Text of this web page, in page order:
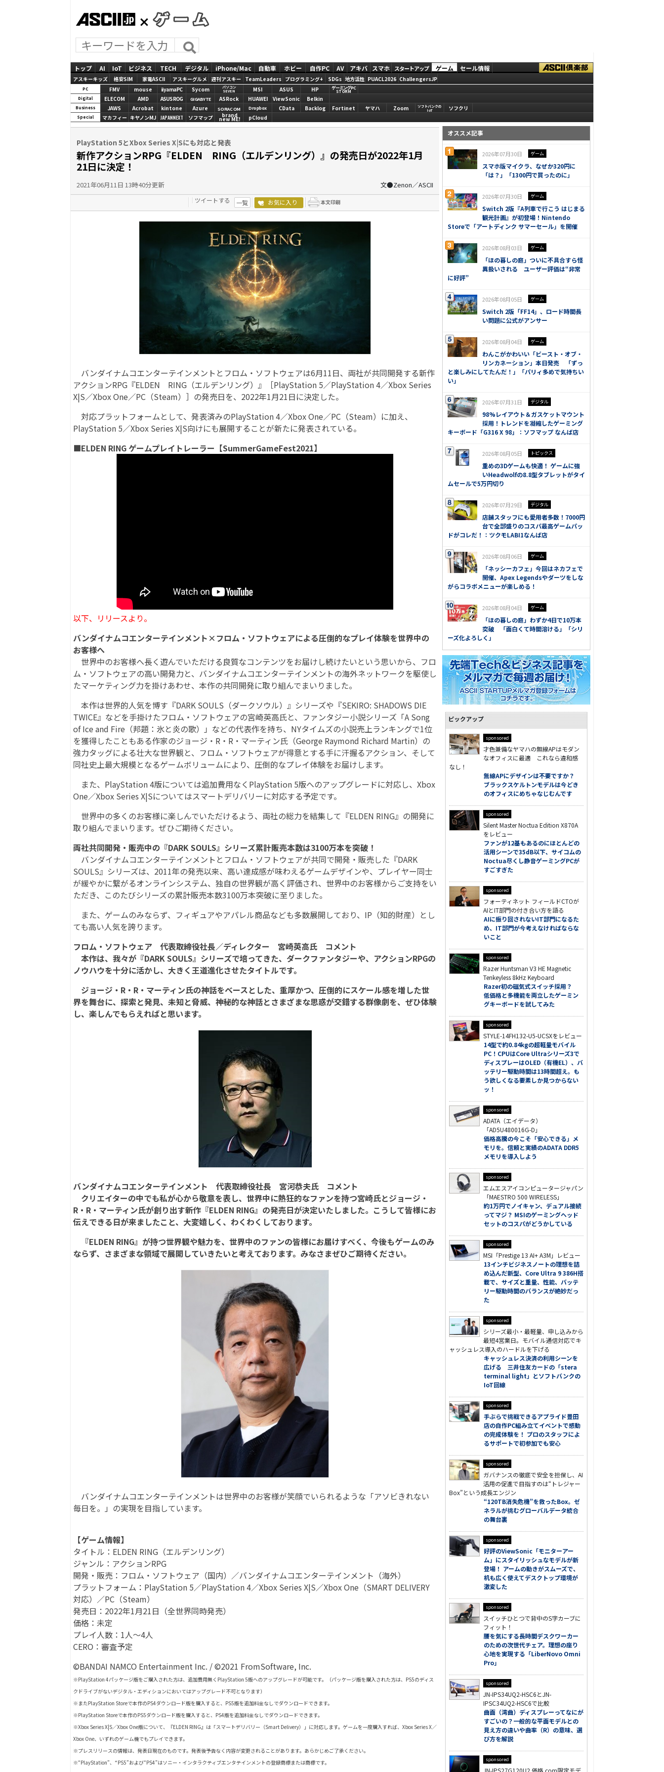
トップ AI IoT ビジネス TECH デジタル iPhone/Mac 自動車 ホビー 自作PC AV アキバ スマホ スタートアップ ゲーム セール情報
アスキーキッズ 格安SIM 家電ASCII アスキーグルメ 週刊アスキー TeamLeaders プログラミング+ SDGs 地方活性 PUACL2026 ChallengersJP
PC FMV mouse iiyamaPC Sycom
パソコン
SEVEN
MSI ASUS HP ゲーミングPC
STORM
Digital ELECOM AMD ASUS ROG GIGABYTE ASRock HUAWEI ViewSonic Belkin
Business JAWS Acrobat kintone Azure SORACOM Dropbox CData Backlog Fortinet ヤマハ Zoom
ソフトバンクの
IoT
ソフクリ
Special マカフィー キヤノンMJ JAPANNEXT ソフマップ brand
new ME! pCloud
PlayStation 5とXbox Series X|Sにも対応と発表
新作アクションRPG『ELDEN RING（エルデンリング）』の発売日が2022年1月
21日に決定！
2021年06月11日 13時40分更新 文●Zenon／ASCII
ツイートする 一覧 お気に入り
バンダイナムコエンターテインメントとフロム・ソフトウェアは6月11日、両社が共同開発する新作
アクションRPG『ELDEN RING（エルデンリング）』［PlayStation 5／PlayStation 4／Xbox Series
X|S／Xbox One／PC（Steam）］の発売日を、2022年1月21日に決定した。
対応プラットフォームとして、発表済みのPlayStation 4／Xbox One／PC（Steam）に加え、
PlayStation 5／Xbox Series X|S向けにも展開することが新たに発表されている。
■ELDEN RING ゲームプレイトレーラー【SummerGameFest2021】
以下、リリースより。
バンダイナムコエンターテインメント×フロム・ソフトウェアによる圧倒的なプレイ体験を世界中の
お客様へ
世界中のお客様へ長く遊んでいただける良質なコンテンツをお届けし続けたいという思いから、フロ
ム・ソフトウェアの高い開発力と、バンダイナムコエンターテインメントの海外ネットワークを駆使し
たマーケティング力を掛けあわせ、本作の共同開発に取り組んでまいりました。
本作は世界的人気を博す『DARK SOULS（ダークソウル）』シリーズや『SEKIRO: SHADOWS DIE
TWICE』などを手掛けたフロム・ソフトウェアの宮崎英高氏と、ファンタジー小説シリーズ「A Song
of Ice and Fire（邦題：氷と炎の歌）」などの代表作を持ち、NYタイムズの小説売上ランキングで1位
を獲得したこともある作家のジョージ・R・R・マーティン氏（George Raymond Richard Martin）の
強力タッグによる壮大な世界観と、フロム・ソフトウェアが得意とする手に汗握るアクション、そして
同社史上最大規模となるゲームボリュームにより、圧倒的なプレイ体験をお届けします。
また、PlayStation 4版については追加費用なくPlayStation 5版へのアップグレードに対応し、Xbox
One／Xbox Series X|Sについてはスマートデリバリーに対応する予定です。
世界中の多くのお客様に楽しんでいただけるよう、両社の総力を結集して『ELDEN RING』の開発に
取り組んでまいります。ぜひご期待ください。
両社共同開発・販売中の『DARK SOULS』シリーズ累計販売本数は3100万本を突破！
バンダイナムコエンターテインメントとフロム・ソフトウェアが共同で開発・販売した『DARK
SOULS』シリーズは、2011年の発売以来、高い達成感が味わえるゲームデザインや、プレイヤー同士
が緩やかに繋がるオンラインシステム、独自の世界観が高く評価され、世界中のお客様からご支持をい
ただき、このたびシリーズの累計販売本数3100万本突破に至りました。
また、ゲームのみならず、フィギュアやアパレル商品なども多数展開しており、IP（知的財産）とし
ても高い人気を誇ります。
フロム・ソフトウェア 代表取締役社長／ディレクター 宮崎英高氏 コメント
本作は、我々が『DARK SOULS』シリーズで培ってきた、ダークファンタジーや、アクションRPGの
ノウハウを十分に活かし、大きく王道進化させたタイトルです。
ジョージ・R・R・マーティン氏の神話をベースとした、重厚かつ、圧倒的にスケール感を増した世
界を舞台に、探索と発見、未知と脅威、神秘的な神話とさまざまな思惑が交錯する群像劇を、ぜひ体験
し、楽しんでもらえればと思います。
バンダイナムコエンターテインメント 代表取締役社長 宮河恭夫氏 コメント
クリエイターの中でも私が心から敬意を表し、世界中に熱狂的なファンを持つ宮崎氏とジョージ・
R・R・マーティン氏が創り出す新作『ELDEN RING』の発売日が決定いたしました。こうして皆様にお
伝えできる日が来ましたこと、大変嬉しく、わくわくしております。
『ELDEN RING』が持つ世界観や魅力を、世界中のファンの皆様にお届けすべく、今後もゲームのみ
ならず、さまざまな領域で展開していきたいと考えております。みなさまぜひご期待ください。
バンダイナムコエンターテインメントは世界中のお客様が笑顔でいられるような「アソビきれない
毎日を。」の実現を目指しています。
【ゲーム情報】
タイトル：ELDEN RING（エルデンリング）
ジャンル：アクションRPG
開発・販売：フロム・ソフトウェア（国内）／バンダイナムコエンターテインメント（海外）
プラットフォーム：PlayStation 5／PlayStation 4／Xbox Series X|S／Xbox One（SMART DELIVERY
対応）／PC（Steam）
発売日：2022年1月21日（全世界同時発売）
価格：未定
プレイ人数：1人～4人
CERO：審査予定
©BANDAI NAMCO Entertainment Inc. / ©2021 FromSoftware, Inc.
※PlayStation 4パッケージ版をご購入された方は、追加費用無くPlayStation 5版へのアップグレードが可能です。（パッケージ版を購入された方は、PS5のディス
クドライブがないデジタル・エディションにおいてはアップグレード不可となります）
※またPlayStation Storeで本作のPS4ダウンロード版を購入すると、PS5版を追加料金なしでダウンロードできます。
※PlayStation Storeで本作のPS5ダウンロード版を購入すると、PS4版を追加料金なしでダウンロードできます。
※Xbox Series X|S／Xbox One版について、『ELDEN RING』は「スマートデリバリー（Smart Delivery）」に対応します。ゲームを一度購入すれば、Xbox Series X／
Xbox One、いずれのゲーム機でもプレイできます。
※プレスリリースの情報は、発表日現在のものです。発表後予告なく内容が変更されることがあります。あらかじめご了承ください。
※“PlayStation”、“PS5”および“PS4”はソニー・インタラクティブエンタテインメントの登録商標または商標です。
オススメ記事
2026年07月30日 ゲーム
スマホ版マイクラ、なぜか320円に
「は？」「1300円で買ったのに」
2026年07月30日 ゲーム
Switch 2版『A列車で行こう はじまる
観光計画』が初登場！Nintendo
Storeで「アートディンク サマーセール」を開催
2026年08月03日 ゲーム
「ほの暮しの庭」ついに不具合すら怪
異扱いされる ユーザー評価は“非常
に好評”
2026年08月05日 ゲーム
Switch 2版「FF14」、ロード時間長
い問題に公式がアンサー
2026年08月04日 ゲーム
わんこがかわいい「ビースト・オブ・
リンカネーション」本日発売 「ずっ
と楽しみにしてたんだ！」「パリィ多めで気持ちい
い」
2026年07月31日 デジタル
98%レイアウト＆ガスケットマウント
採用！トレンドを凝縮したゲーミング
キーボード「G316 X 98」：ソフマップ なんば店
2026年08月05日 トピックス
重めの3Dゲームも快適！ ゲームに強
いHeadwolfの8.8型タブレットがタイ
ムセールで5万円切り
2026年07月29日 デジタル
店舗スタッフにも愛用者多数！7000円
台で全部盛りのコスパ最高ゲームパッ
ドがコレだ！：ツクモLABI1なんば店
2026年08月06日 ゲーム
「ネッシーカフェ」今回はネカフェで
開催、Apex Legendsやダーツをしな
がらコラボメニューが楽しめる！
2026年08月04日 ゲーム
「ほの暮しの庭」わずか4日で10万本
突破 「面白くて時間溶ける」「シリ
ーズ化よろしく」
ピックアップ
sponsored
才色兼備なヤマハの無線APはモダン
なオフィスに最適 これなら違和感
なし！
無線APにデザインは不要ですか？
ブラックスケルトンモデルは今どき
のオフィスにめちゃなじむんです
sponsored
Silent Master Noctua Edition X870A
をレビュー
ファンが12基もあるのにほとんどの
活用シーンで35dB以下、サイコムの
Noctua尽くし静音ゲーミングPCが
すごすぎた
sponsored
フォーティネット フィールドCTOが
AIとIT部門の付き合い方を語る
AIに振り回されないIT部門になるた
め、IT部門が今考えなければならな
いこと
sponsored
Razer Huntsman V3 HE Magnetic
Tenkeyless 8kHz Keyboard
Razer初の磁気式スイッチ採用？
低価格と多機能を両立したゲーミン
グキーボードを試してみた
sponsored
STYLE-14FH132-U5-UCSXをレビュー
14型で約0.84kgの超軽量モバイル
PC！CPUはCore Ultraシリーズ3で
ディスプレーはOLED（有機EL）、バ
ッテリー駆動時間は13時間超え。も
う欲しくなる要素しか見つからない
ッ！
sponsored
ADATA（エイデータ）
「AD5U480016G-D」
価格高騰の今こそ「安心できる」メ
モリを。信頼と実績のADATA DDR5
メモリを導入しよう
sponsored
エムエスアイコンピュータージャパン
「MAESTRO 500 WIRELESS」
約1万円でノイキャン、デュアル接続
ってマジ？ MSIのゲーミングヘッド
セットのコスパがどうかしている
sponsored
MSI「Prestige 13 AI+ A3M」レビュー
13インチビジネスノートの理想を詰
め込んだ新型、Core Ultra 9 386H搭
載で、サイズと重量、性能、バッテ
リー駆動時間のバランスが絶妙だっ
た
sponsored
シリーズ最小・最軽量、申し込みから
最短4営業日。モバイル通信対応でキ
ャッシュレス導入のハードルを下げる
キャッシュレス決済の利用シーンを
広げる 三井住友カードの「stera
terminal light」とソフトバンクの
IoT回線
sponsored
手ぶらで挑戦できるアプライド豊田
店の自作PC組み立てイベントで感動
の完成体験を！ プロのスタッフによ
るサポートで初参加でも安心
sponsored
ガバナンスの徹底で安全を担保し、AI
活用の促進で目指すのは“トレジャー
Box”という成長エンジン
“120TB消失危機”を救ったBox。ゼ
ネラルが挑むグローバルデータ統合
の舞台裏
sponsored
好評のViewSonic「モニターアー
ム」にスタイリッシュなモデルが新
登場！ アームの動きがスムーズで、
机も広く使えてデスクトップ環境が
激変した
sponsored
スイッチひとつで背中のS字カーブに
フィット！
腰を気にする長時間デスクワーカー
のための次世代チェア。理想の座り
心地を実現する「LiberNovo Omni
Pro」
sponsored
JN-IPS34UQ2-HSC6とJN-
IPSC34UQ2-HSC6で比較
曲面（湾曲）ディスプレーってなにが
すごいの？一般的な平面モデルとの
見え方の違いや曲率（R）の意味、選
び方を解説
sponsored
JN-IPS27G120U2 価格.com限定モデ